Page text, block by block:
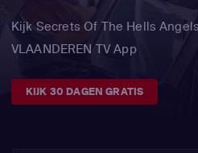
Kijk Secrets Of The Hells
VLAANDEREN TV App
KIJK 30 DAGEN GRATIS